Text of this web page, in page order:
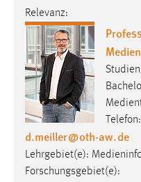
Relevanz:
d.meiller@oth-aw.de
Lehrgebiet(e):
Forschungsgebiet(e):
Name:
staticfilecache
Zweck:
Für performante
gespeichert, ob man
Sprachpräferenz
Name:
site-language-